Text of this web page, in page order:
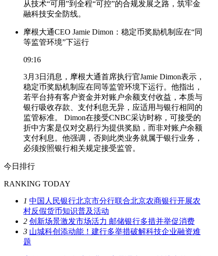
从技术“可用”到全程“可控”的合规发展之路，筑牢金
融科技安全防线。
摩根大通CEO Jamie Dimon：稳定币奖励机制应在“同
等监管环境”下运行
09:16
3月3日消息，摩根大通首席执行官Jamie Dimon表示，
稳定币奖励机制应在同等监管环境下运行。他指出，
若平台持有客户资金并对账户余额支付收益，本质与
银行吸收存款、支付利息无异，应适用与银行相同的
监管标准。 Dimon在接受CNBC采访时称，可接受的
折中方案是仅对交易行为提供奖励，而非对账户余额
支付利息。他强调，否则此类业务就属于银行业务，
必须按照银行相关规定接受监管。
今日排行
RANKING TODAY
1 中国人民银行北京市分行联合北京农商银行开展农
村反假货币知识普及活动
2 创新场景激发市场活力 邮储银行多措并举促消费
3 山城科创添动能！建行多举措破解科技企业融资难
题